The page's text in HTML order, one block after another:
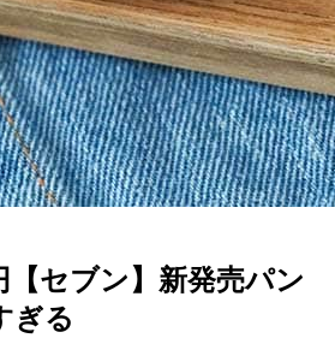
【セブン】新発売パン
ぎる